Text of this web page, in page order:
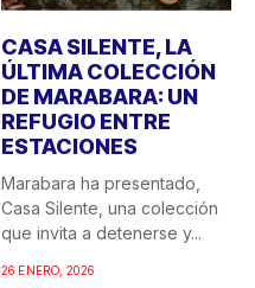
CASA SILENTE, LA
ÚLTIMA COLECCIÓN
DE MARABARA: UN
REFUGIO ENTRE
ESTACIONES
Marabara ha presentado,
Casa Silente, una colección
que invita a detenerse y...
26 ENERO, 2026